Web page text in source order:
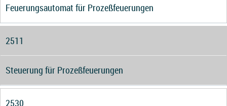
Feuerungsautomat für Prozeßfeuerungen
2511
Steuerung für Prozeßfeuerungen
2530